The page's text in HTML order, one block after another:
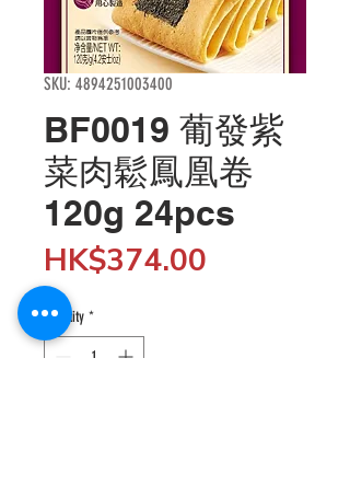
SKU: 4894251003400
BF0019 葡發紫
菜肉鬆鳳凰卷
120g 24pcs
HK$374.00
Quantity *